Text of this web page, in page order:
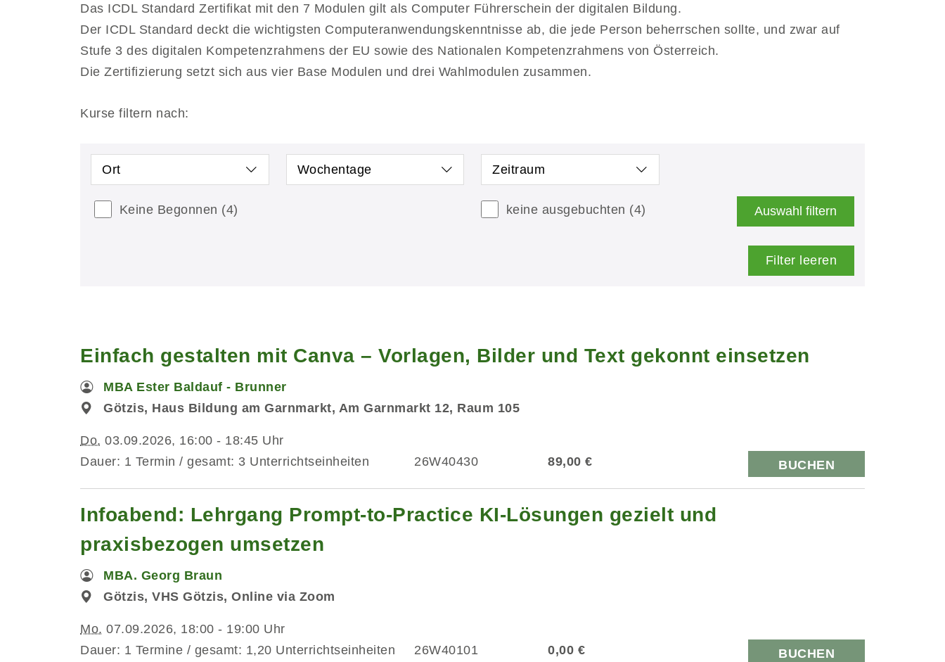
Das ICDL Standard Zertifikat mit den 7 Modulen gilt als Computer Führerschein der digitalen Bildung.
Der ICDL Standard deckt die wichtigsten Computeranwendungskenntnisse ab, die jede Person beherrschen sollte, und zwar auf
Stufe 3 des digitalen Kompetenzrahmens der EU sowie des Nationalen Kompetenzrahmens von Österreich.
Die Zertifizierung setzt sich aus vier Base Modulen und drei Wahlmodulen zusammen.
Kurse filtern nach:
Ort Wochentage Zeitraum
Keine Begonnen (4) keine ausgebuchten (4) Auswahl filtern
Filter leeren
Einfach gestalten mit Canva – Vorlagen, Bilder und Text gekonnt einsetzen
MBA Ester Baldauf - Brunner
Götzis, Haus Bildung am Garnmarkt, Am Garnmarkt 12, Raum 105
Do. 03.09.2026, 16:00 - 18:45 Uhr
Dauer: 1 Termin / gesamt: 3 Unterrichtseinheiten
26W40430 89,00 € BUCHEN
Infoabend: Lehrgang Prompt-to-Practice KI-Lösungen gezielt und
praxisbezogen umsetzen
MBA. Georg Braun
Götzis, VHS Götzis, Online via Zoom
Mo. 07.09.2026, 18:00 - 19:00 Uhr
Dauer: 1 Termine / gesamt: 1,20 Unterrichtseinheiten
26W40101 0,00 € BUCHEN